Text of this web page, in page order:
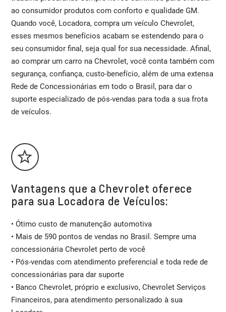
ao consumidor produtos com conforto e qualidade GM.
Quando você, Locadora, compra um veículo Chevrolet,
esses mesmos benefícios acabam se estendendo para o
seu consumidor final, seja qual for sua necessidade. Afinal,
ao comprar um carro na Chevrolet, você conta também com
segurança, confiança, custo-benefício, além de uma extensa
Rede de Concessionárias em todo o Brasil, para dar o
suporte especializado de pós-vendas para toda a sua frota
de veículos.
Vantagens que a Chevrolet oferece
para sua Locadora de Veículos:
• Ótimo custo de manutenção automotiva
• Mais de 590 pontos de vendas no Brasil. Sempre uma
concessionária Chevrolet perto de você
• Pós-vendas com atendimento preferencial e toda rede de
concessionárias para dar suporte
• Banco Chevrolet, próprio e exclusivo, Chevrolet Serviços
Financeiros, para atendimento personalizado à sua